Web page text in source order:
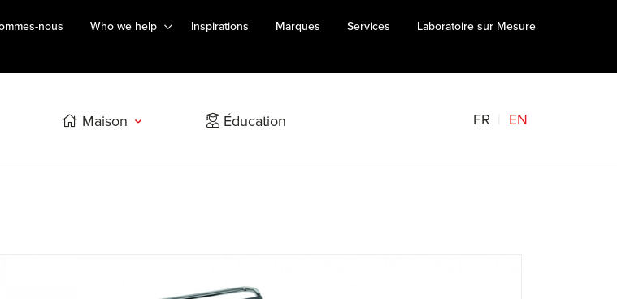
nous Who we help Inspirations Marques Services
Laboratoire sur Mesure
Maison Éducation FR EN